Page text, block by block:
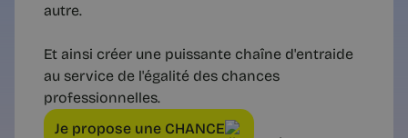
autre.
Et ainsi créer une puissante chaîne d'entraide
au service de l'égalité des chances
professionnelles.
Je propose une CHANCE